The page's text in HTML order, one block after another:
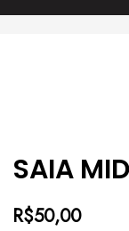
SAIA
R$50,00